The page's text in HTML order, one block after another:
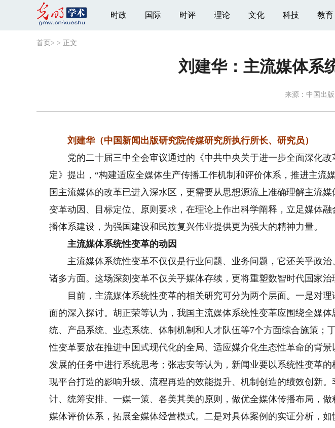
时政 国际 时评 理论 文化 科技 教育
首页 > > 正文
刘建华：主流媒体系
来源： 中国出版
刘建华（中国新闻出版研究院传媒研究所执行所长、研究员）
党的二十届三中全会审议通过的《中共中央关于进一步全面深化改
定》提出，“构建适应全媒体生产传播工作机制和评价体系，推进主流
国主流媒体的改革已进入深水区，更需要从思想源流上准确理解主流媒
变革动因、目标定位、原则要求，在理论上作出科学阐释，立足媒体
播体系建设，为强国建设和民族复兴伟业提供更为强大的精神力量。
主流媒体系统性变革的动因
主流媒体系统性变革不仅仅是行业问题、业务问题，它还关乎政治
诸多方面。这场深刻变革不仅关乎媒体存续，更将重塑数智时代国家治
目前，主流媒体系统性变革的相关研究可分为两个层面。一是对理
面的深入探讨。胡正荣等认为，我国主流媒体系统性变革应围绕全媒
统、产品系统、业态系统、体制机制和人才队伍等7个方面综合施策；
性变革要放在推进中国式现代化的全局、适应媒介化生态性革命的背
发展的任务中进行系统思考；张志安等认为，新闻业要以系统性变革
现平台打造的影响升级、流程再造的效能提升、机制创造的绩效创新
计、统筹安排、一媒一策、各美其美的原则，做优全媒体传播布局，
媒体评价体系，拓展全媒体经营模式。二是对具体案例的实证分析，